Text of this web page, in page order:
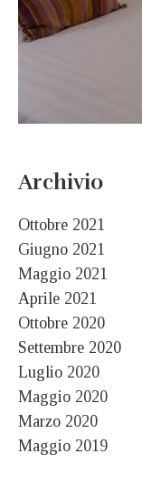
Archivio
Ottobre 2021
Giugno 2021
Maggio 2021
Aprile 2021
Ottobre 2020
Settembre 2020
Luglio 2020
Maggio 2020
Marzo 2020
Maggio 2019